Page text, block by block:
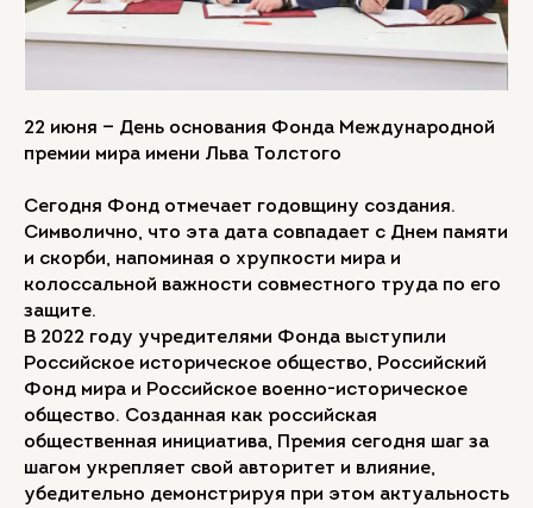
22 июня — День основания Фонда Международной
премии мира имени Льва Толстого
Сегодня Фонд отмечает годовщину создания.
Символично, что эта дата совпадает с Днем памяти
и скорби, напоминая о хрупкости мира и
колоссальной важности совместного труда по его
защите.
В 2022 году учредителями Фонда выступили
Российское историческое общество, Российский
Фонд мира и Российское военно-историческое
общество. Созданная как российская
общественная инициатива, Премия сегодня шаг за
шагом укрепляет свой авторитет и влияние,
убедительно демонстрируя при этом актуальность